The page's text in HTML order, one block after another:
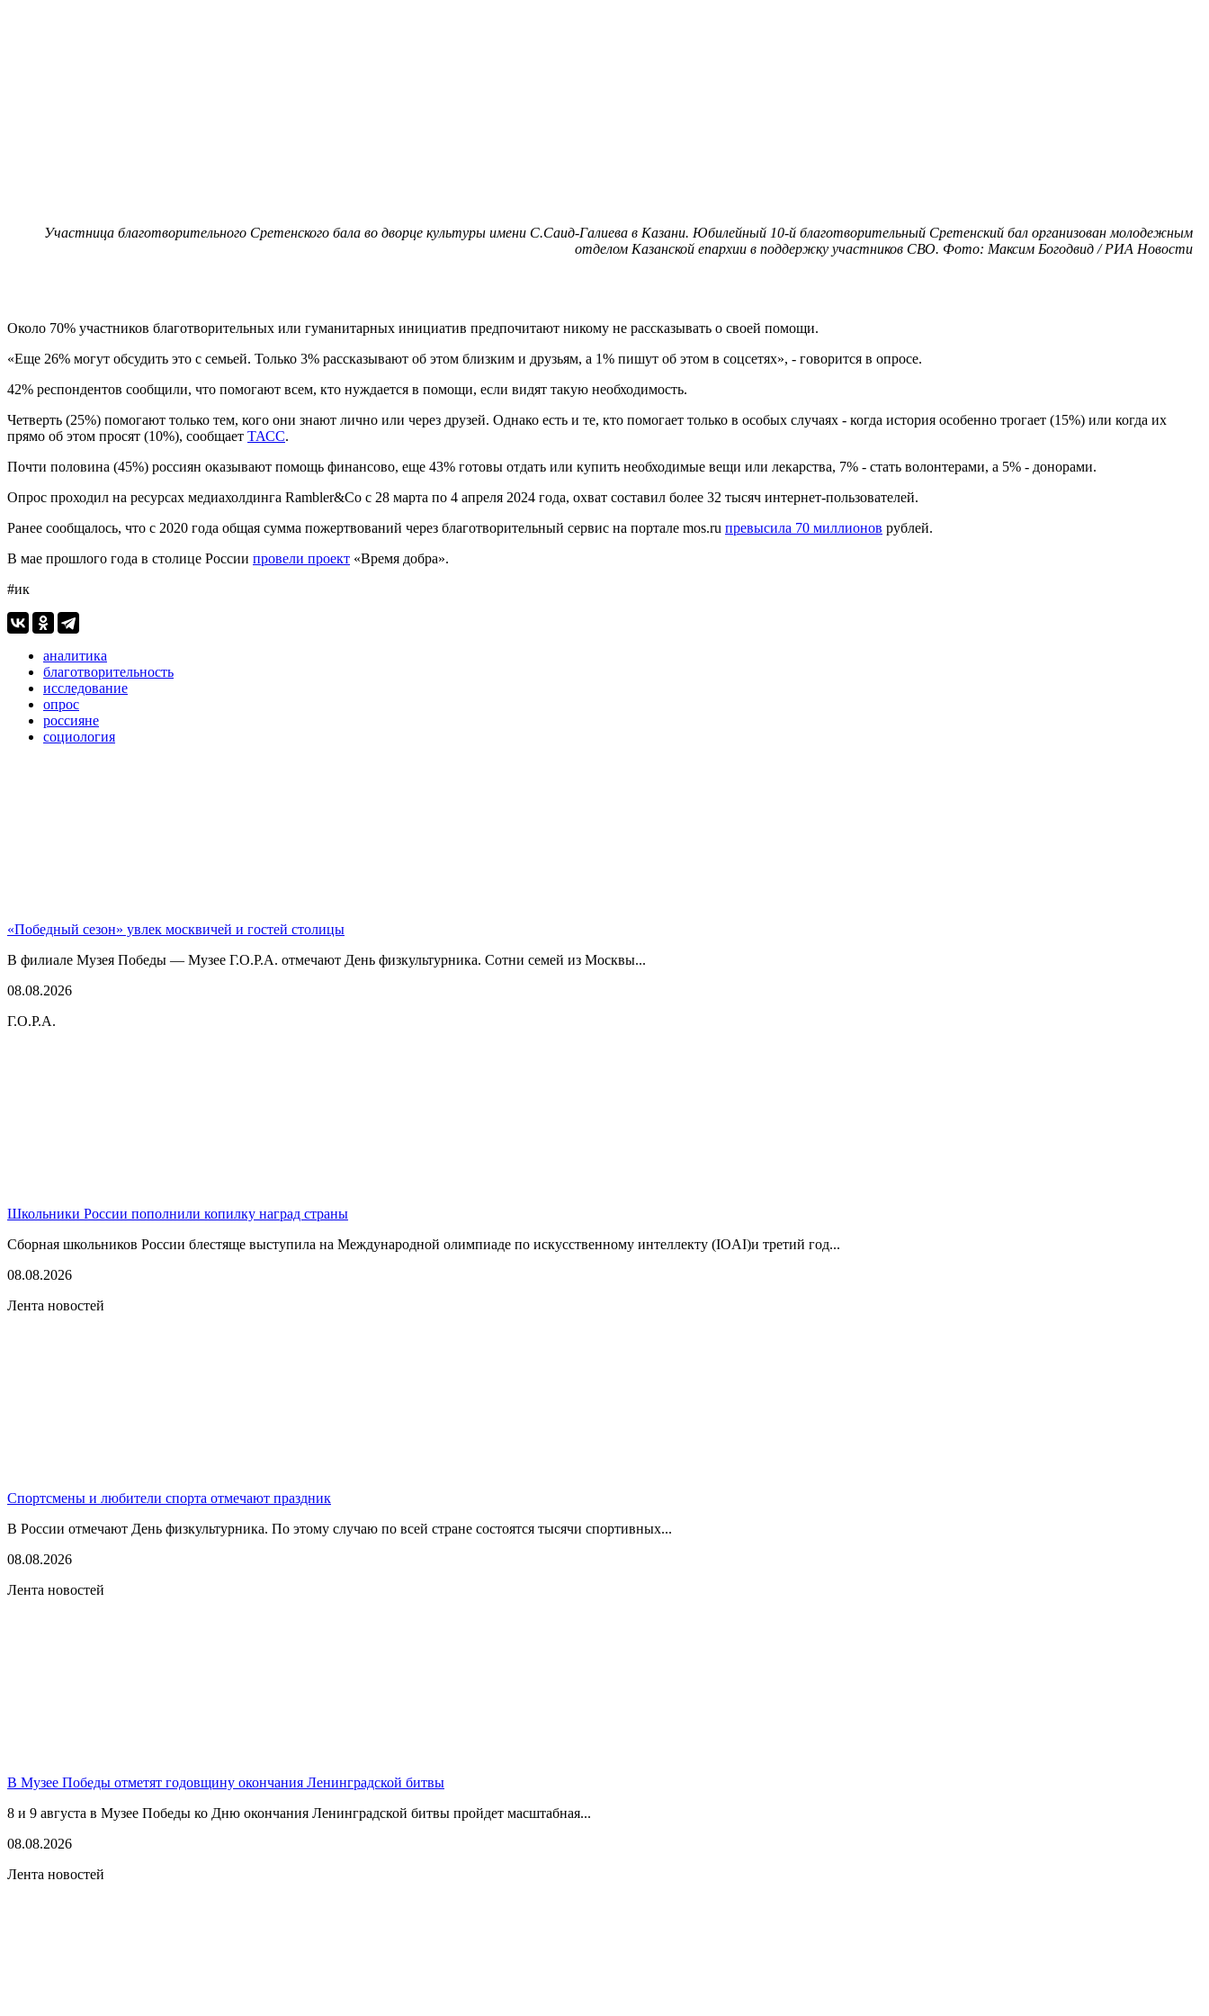
Участница благотворительного Сретенского бала во дворце культуры имени С.Саид-Галиева в Казани. Юбилейный 10-й благотворительный Сретенский бал организован молодежным
отделом Казанской епархии в поддержку участников СВО. Фото: Максим Богодвид / РИА Новости
Около 70% участников благотворительных или гуманитарных инициатив предпочитают никому не рассказывать о своей помощи.
«Еще 26% могут обсудить это с семьей. Только 3% рассказывают об этом близким и друзьям, а 1% пишут об этом в соцсетях», - говорится в опросе.
42% респондентов сообщили, что помогают всем, кто нуждается в помощи, если видят такую необходимость.
Четверть (25%) помогают только тем, кого они знают лично или через друзей. Однако есть и те, кто помогает только в особых случаях - когда история особенно трогает (15%) или когда их
прямо об этом просят (10%), сообщает ТАСС.
Почти половина (45%) россиян оказывают помощь финансово, еще 43% готовы отдать или купить необходимые вещи или лекарства, 7% - стать волонтерами, а 5% - донорами.
Опрос проходил на ресурсах медиахолдинга Rambler&Co с 28 марта по 4 апреля 2024 года, охват составил более 32 тысяч интернет-пользователей.
Ранее сообщалось, что с 2020 года общая сумма пожертвований через благотворительный сервис на портале mos.ru превысила 70 миллионов рублей.
В мае прошлого года в столице России провели проект «Время добра».
#ик
аналитика
благотворительность
исследование
опрос
россияне
социология
«Победный сезон» увлек москвичей и гостей столицы
В филиале Музея Победы — Музее Г.О.Р.А. отмечают День физкультурника. Сотни семей из Москвы...
08.08.2026
Г.О.Р.А.
Школьники России пополнили копилку наград страны
Сборная школьников России блестяще выступила на Международной олимпиаде по искусственному интеллекту (IOAI)и третий год...
08.08.2026
Лента новостей
Спортсмены и любители спорта отмечают праздник
В России отмечают День физкультурника. По этому случаю по всей стране состоятся тысячи спортивных...
08.08.2026
Лента новостей
В Музее Победы отметят годовщину окончания Ленинградской битвы
8 и 9 августа в Музее Победы ко Дню окончания Ленинградской битвы пройдет масштабная...
08.08.2026
Лента новостей